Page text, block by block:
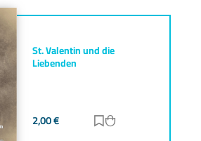
St. Valentin und die
Liebenden
2,00€ Zur Merkliste